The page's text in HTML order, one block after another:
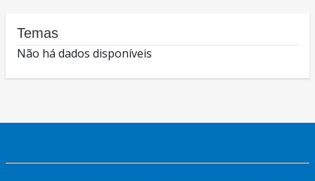
Temas
Não há dados disponíveis